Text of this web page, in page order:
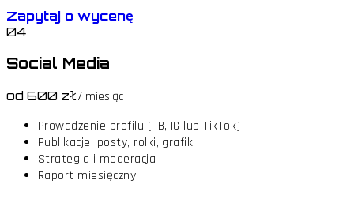
Zapytaj o wycenę
04
Social Media
od 600 zł/ miesiąc
Prowadzenie profilu (FB, IG lub TikTok)
Publikacje: posty, rolki, grafiki
Strategia i moderacja
Raport miesięczny